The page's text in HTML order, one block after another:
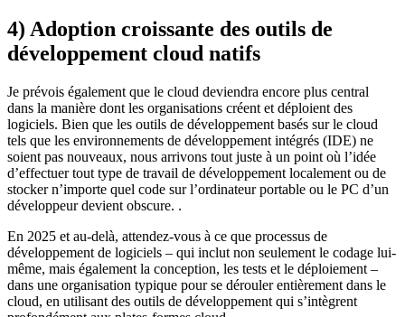
4) Adoption croissante des outils de
développement cloud natifs
Je prévois également que le cloud deviendra encore plus central
dans la manière dont les organisations créent et déploient des
logiciels. Bien que les outils de développement basés sur le cloud
tels que les environnements de développement intégrés (IDE) ne
soient pas nouveaux, nous arrivons tout juste à un point où l’idée
d’effectuer tout type de travail de développement localement ou de
stocker n’importe quel code sur l’ordinateur portable ou le PC d’un
développeur devient obscure. .
En 2025 et au-delà, attendez-vous à ce que processus de
développement de logiciels – qui inclut non seulement le codage lui-
même, mais également la conception, les tests et le déploiement – ​​
dans une organisation typique pour se dérouler entièrement dans le
cloud, en utilisant des outils de développement qui s’intègrent